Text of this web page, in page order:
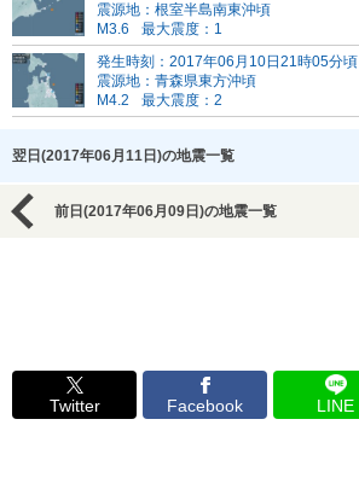
震源地：根室半島南東沖頃
M3.6
最大震度：1
発生時刻：2017年06月10日21時05分頃
震源地：青森県東方沖頃
M4.2
最大震度：2
翌日(2017年06月11日)の地震一覧
前日(2017年06月09日)の地震一覧
Twitter Facebook LINE